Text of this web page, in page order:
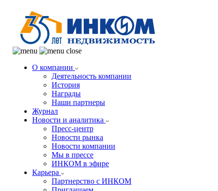
О компании
Деятельность компании
История
Награды
Наши партнеры
Журнал
Новости и аналитика
Пресс-центр
Новости рынка
Новости компании
Мы в прессе
ИНКОМ в эфире
Карьера
Партнерство с ИНКОМ